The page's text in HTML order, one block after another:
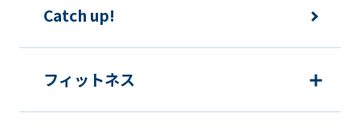
Catch up!
フィットネス